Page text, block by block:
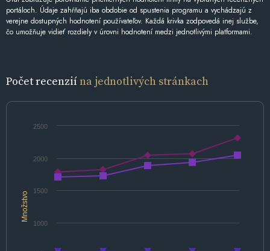
portáloch. Údaje zahŕňajú iba obdobie od spustenia programu a vychádzajú z
verejne dostupných hodnotení používateľov. Každá krivka zodpovedá inej službe,
čo umožňuje vidieť rozdiely v úrovni hodnotení medzi jednotlivými platformami.
Počet recenziína jednotlivých stránkach
Množstvo
1000
1500
2000
2500